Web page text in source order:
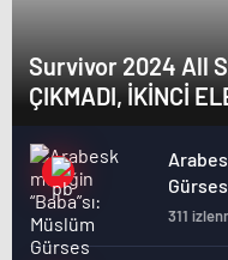
Survivor 2024 All
ÇIKMADI, İKİNCİ
Gürses
311